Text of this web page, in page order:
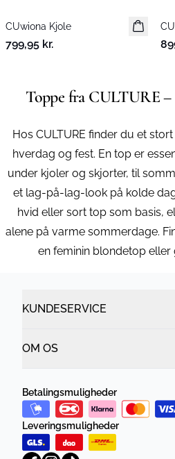
Nyhed
CUwiona Kjole
799,95 kr.
Toppe fra CULTURE
Hos CULTURE finder du et
hverdag og fest. En top er
under kjoler og skjorter, til
et lag-på-lag-look på kolde
hvid eller sort top som basis,
alene på varme sommerdage.
en feminin blondetop eller
KUNDESERVICE
OM OS
Betalingsmuligheder
Leveringsmuligheder